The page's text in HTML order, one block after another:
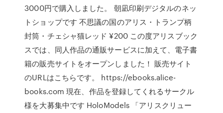
3000円で購入しました。 朝凪印刷デジタルのネッ
トショップです 不思議の国のアリス・トランプ柄
封筒・チェシャ猫レッド ¥200 この度アリスブック
スでは、同人作品の通販サービスに加えて、電子書
籍の販売サイトをオープンしました！ 販売サイト
のURLはこちらです。 https://ebooks.alice-
books.com 現在、作品を登録してくれるサークル
様を大募集中です HoloModels 「アリスクリュー